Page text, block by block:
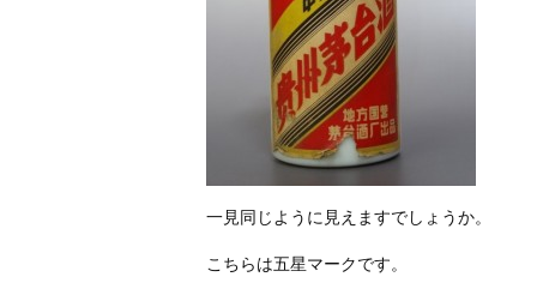
一見同じように見えますでしょうか。
こちらは五星マークです。